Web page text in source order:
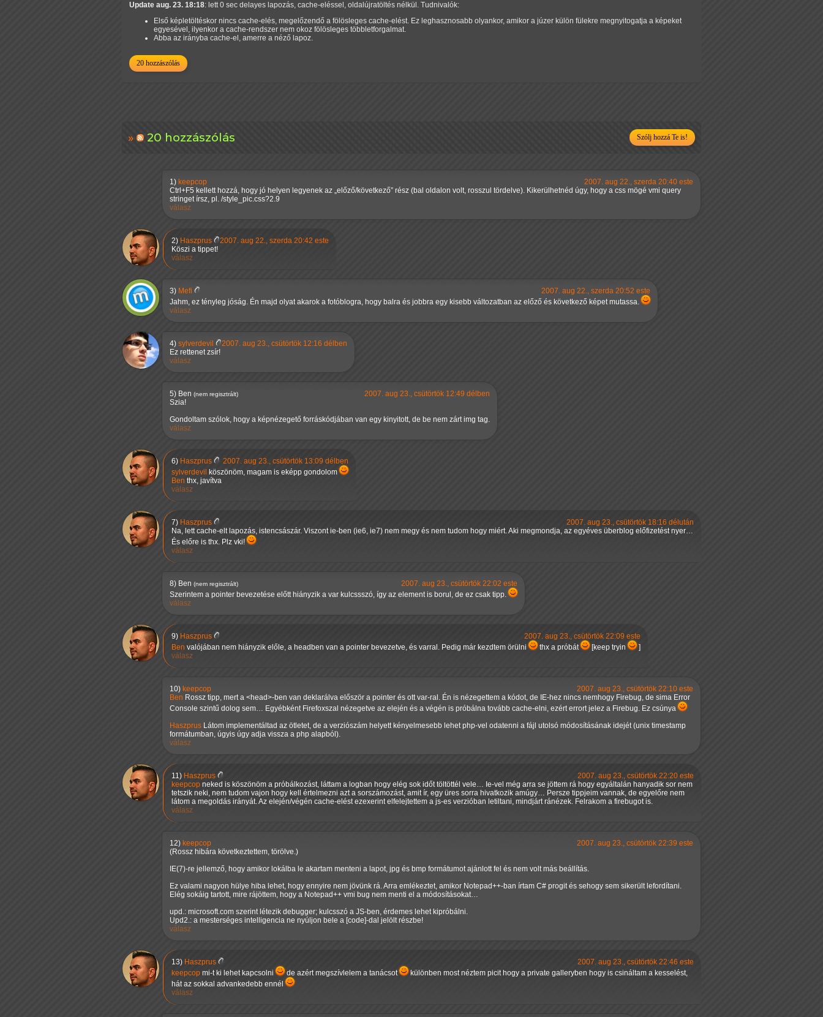
Update aug. 23. 18:18: lett 0 sec delayes lapozás, cache-eléssel, oldalújratöltés nélkül. Tudnivalók:
Első képletöltéskor nincs cache-elés, megelőzendő a fölösleges cache-elést. Ez leghasznosabb olyankor, amikor a júzer külön fülekre megnyitogatja a képeket
egyesével, ilyenkor a cache-rendszer nem okoz fölösleges többletforgalmat.
Abba az irányba cache-el, amerre a néző lapoz.
20 hozzászólás
20 hozzászólás Szólj hozzá Te is!
1) keepcop
2007. aug 22., szerda 20:40 este
Ctrl+F5 kellett hozzá, hogy jó helyen legyenek az előző/következő rész (bal oldalon volt, rosszul tördelve). Kikerülhetnéd úgy, hogy a css mögé vmi query
stringet írsz, pl. /style_pic.css?2.9
válasz
2) Haszprus
2007. aug 22., szerda 20:42 este
Köszi a tippet!
válasz
3) Mefi
2007. aug 22., szerda 20:52 este
Jahm, ez tényleg jóság. Én majd olyat akarok a fotóblogra, hogy balra és jobbra egy kisebb változatban az előző és következő képet mutassa.
válasz
4) sylverdevil
2007. aug 23., csütörtök 12:16 délben
Ez rettenet zsír!
válasz
5) Ben (nem regisztrált)
2007. aug 23., csütörtök 12:49 délben
Szia!
Gondoltam szólok, hogy a képnézegető forráskódjában van egy kinyitott, de be nem zárt img tag.
válasz
6) Haszprus
2007. aug 23., csütörtök 13:09 délben
sylverdevil
köszönöm, magam is eképp gondolom
Ben thx, javítva
válasz
7) Haszprus
2007. aug 23., csütörtök 18:16 délután
Na, lett cache-elt lapozás, istencsászár. Viszont ie-ben (ie6, ie7) nem megy és nem tudom hogy miért. Aki megmondja, az egyéves überblog előfizetést nyer…
És előre is thx. Plz vki!
válasz
8) Ben (nem regisztrált)
2007. aug 23., csütörtök 22:02 este
Szerintem a pointer bevezetése előtt hiányzik a var kulcssszó, így az element is borul, de ez csak tipp.
válasz
9) Haszprus
2007. aug 23., csütörtök 22:09 este
Ben valójában nem hiányzik előle, a headben van a pointer bevezetve, és varral. Pedig már kezdtem örülni thx a próbát [keep tryin
]
válasz
10) keepcop
2007. aug 23., csütörtök 22:10 este
Ben Rossz tipp, mert a <head>-ben van deklarálva először a pointer és ott var-ral. Én is nézegettem a kódot, de IE-hez nincs nemhogy Firebug, de sima Error
Console szintű dolog sem… Egyébként Firefoxszal nézegetve az elején és a végén is próbálna tovább cache-elni, ezért errort jelez a Firebug. Ez csúnya
Haszprus Látom implementáltad az ötletet, de a verziószám helyett kényelmesebb lehet php-vel odatenni a fájl utolsó módosításának idejét (unix timestamp
formátumban, úgyis úgy adja vissza a php alapból).
válasz
11) Haszprus
2007. aug 23., csütörtök 22:20 este
keepcop neked is köszönöm a próbálkozást, láttam a logban hogy elég sok időt töltöttél vele… Ie-vel még arra se jöttem rá hogy egyáltalán hanyadik sor nem
tetszik neki, nem tudom vajon hogy kell értelmezni azt a sorszámozást, amit ír, egy üres sorra hivatkozik amúgy… Persze tippjeim vannak, de egyelőre nem
látom a megoldás irányát. Az elején/végén cache-elést ezexerint elfelejtettem a js-es verzióban letiltani, mindjárt ránézek. Felrakom a firebugot is.
válasz
12) keepcop
2007. aug 23., csütörtök 22:39 este
(Rossz hibára következtettem, törölve.)
IE(7)-re jellemző, hogy amikor lokálba le akartam menteni a lapot, jpg és bmp formátumot ajánlott fel és nem volt más beállítás.
Ez valami nagyon hülye hiba lehet, hogy ennyire nem jövünk rá. Arra emlékeztet, amikor Notepad++-ban írtam C# progit és sehogy sem sikerült lefordítani.
Elég sokáig tartott, mire rájöttem, hogy a Notepad++ vmi bug nem menti el a módosításokat…
upd.: microsoft.com szerint létezik debugger; kulcsszó a JS-ben, érdemes lehet kipróbálni.
Upd2.: a mesterséges intelligencia ne nyúljon bele a [code]-dal jelölt részbe!
válasz
13) Haszprus
2007. aug 23., csütörtök 22:46 este
keepcop mi-t ki lehet kapcsolni de azért megszívlelem a tanácsot
különben most néztem picit hogy a private galleryben hogy is csináltam a kesselést,
hát az sokkal advankedebb ennél
válasz